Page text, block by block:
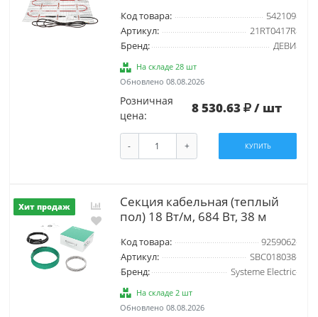
Код товара:
542109
Артикул:
21RT0417R
Бренд:
ДЕВИ
На складе 28 шт
Обновлено 08.08.2026
Розничная
цена:
8 530.63 / шт
- + КУПИТЬ
Хит продаж
Секция кабельная (теплый
пол) 18 Вт/м, 684 Вт, 38 м
Код товара:
9259062
Артикул:
SBC018038
Бренд:
Systeme Electric
На складе 2 шт
Обновлено 08.08.2026